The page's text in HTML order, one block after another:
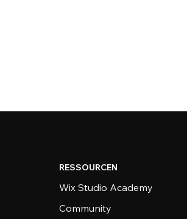
RESSOURCEN
Wix Studio Academy
Community